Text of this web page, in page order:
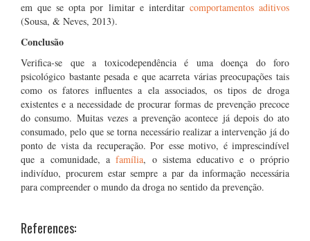
em que se opta por limitar e interditar comportamentos aditivos
(Sousa, & Neves, 2013).
Conclusão
Verifica-se que a toxicodependência é uma doença do foro
psicológico bastante pesada e que acarreta várias preocupações tais
como os fatores influentes a ela associados, os tipos de droga
existentes e a necessidade de procurar formas de prevenção precoce
do consumo. Muitas vezes a prevenção acontece já depois do ato
consumado, pelo que se torna necessário realizar a intervenção já do
ponto de vista da recuperação. Por esse motivo, é imprescindível
que a comunidade, afamília, o sistema educativo e o próprio
indivíduo, procurem estar sempre a par da informação necessária
para compreender o mundo da droga no sentido da prevenção.
References: